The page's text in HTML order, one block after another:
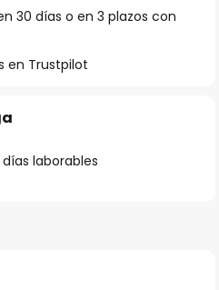
30 días o en 3 plazos con
en Trustpilot
laborables